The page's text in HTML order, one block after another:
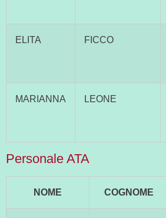
ELITA FICCO
MARIANNA LEONE
Personale ATA
NOME COGNOME